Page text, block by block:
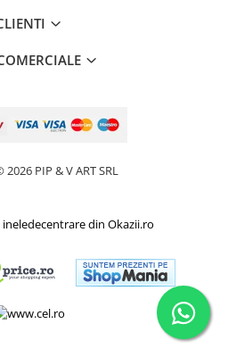
PIP & V ART SRL